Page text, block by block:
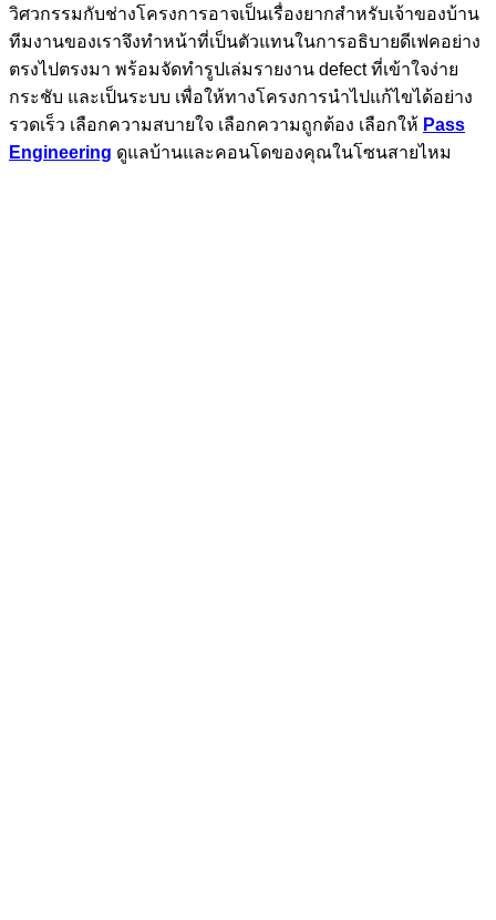
วิศวกรรมกับช่างโครงการอาจเป็นเรื่องยากสำหรับเจ้าของบ้าน
ทีมงานของเราจึงทำหน้าที่เป็นตัวแทนในการอธิบายดีเฟคอย่าง
ตรงไปตรงมา พร้อมจัดทำรูปเล่มรายงาน defect ที่เข้าใจง่าย
กระชับ และเป็นระบบ เพื่อให้ทางโครงการนำไปแก้ไขได้อย่าง
รวดเร็ว เลือกความสบายใจ เลือกความถูกต้อง เลือกให้ Pass
Engineering ดูแลบ้านและคอนโดของคุณในโซนสายไหม